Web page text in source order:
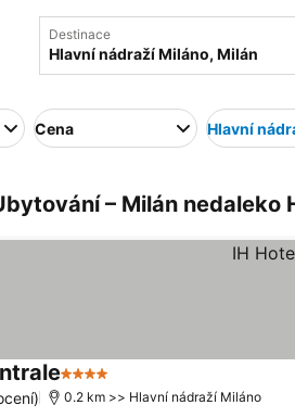
Destinace
Cena Hlavní
– Milán nedaleko
4 Počet hvězdiček
0.2 km >> Hlavní nádraží Miláno